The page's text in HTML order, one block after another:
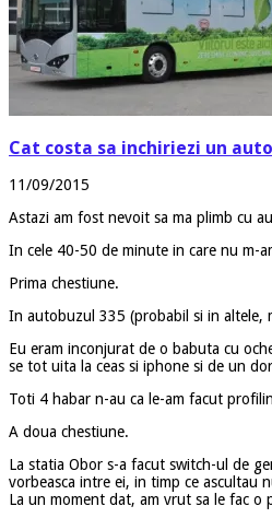
Cat costa sa inchiriezi un
11/09/2015
Astazi am fost nevoit sa ma plimb cu
In cele 40-50 de minute in care nu m-
Prima chestiune.
In autobuzul 335 (probabil si in altele,
Eu eram inconjurat de o babuta cu
se tot uita la ceas si iphone si de un
Toti 4 habar n-au ca le-am facut
A doua chestiune.
La statia Obor s-a facut switch-ul de
vorbeasca intre ei, in timp ce ascultau
La un moment dat, am vrut sa le fac o